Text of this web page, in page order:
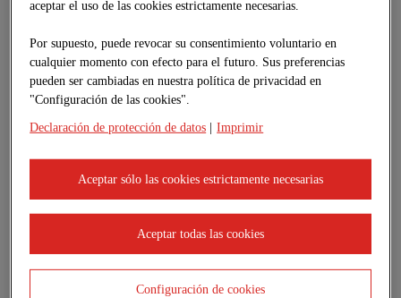
aceptar el uso de las cookies estrictamente necesarias.
Por supuesto, puede revocar su consentimiento voluntario en
cualquier momento con efecto para el futuro. Sus preferencias
pueden ser cambiadas en nuestra política de privacidad en
"Configuración de las cookies".
Declaración de protección de datos Imprimir
Aceptar sólo las cookies estrictamente necesarias
Aceptar todas las cookies
Configuración de cookies